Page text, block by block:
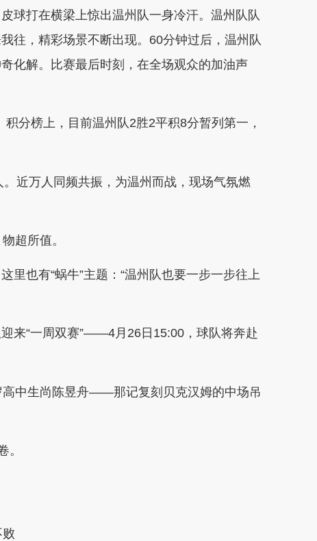
打在横梁上惊出温州队一身冷汗。温州队队
往，精彩场景不断出现。60分钟过后，温州队
化解。比赛最后时刻，在全场观众的加油声
榜上，目前温州队2胜2平积8分暂列第一，
万人同频共振，为温州而战，现场气氛燃
超所值。
也有“蜗牛”主题：“温州队也要一步一步往上
“一周双赛”——4月26日15:00，球队将奔赴
中生尚陈昱舟——那记复刻贝克汉姆的中场吊
。